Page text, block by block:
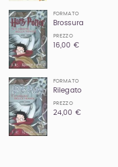
FORMATO
Brossura
PREZZO
16,00 €
FORMATO
Rilegato
PREZZO
24,00 €